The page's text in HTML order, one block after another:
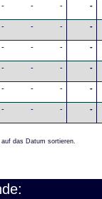
- - - -
- - - -
- - - -
- - - -
- - - -
- - - -
das Datum sortieren.